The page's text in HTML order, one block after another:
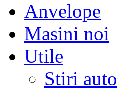
Anvelope
Masini noi
Utile
Stiri auto